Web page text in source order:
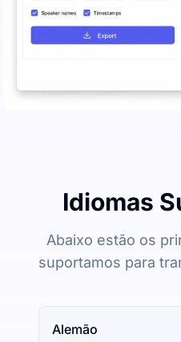
Idiomas
Abaixo estão os
suportamos para
Alemão